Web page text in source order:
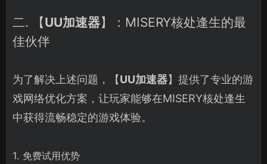
二. 【UU加速器】：MISERY核处逢生的最
佳伙伴
为了解决上述问题，【UU加速器】提供了专业的游
戏网络优化方案，让玩家能够在MISERY核处逢生
中获得流畅稳定的游戏体验。
1. 免费试用优势